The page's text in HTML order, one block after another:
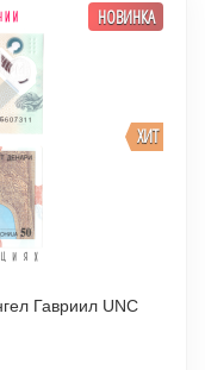
ХИТ
НОВИНКА
Гавриил UNC